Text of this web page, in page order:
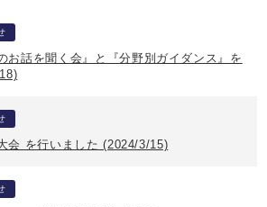
お話を聞く会』と『分野別ガイダンス』を
会 を行いました (2024/3/15)